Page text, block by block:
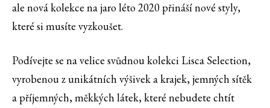
ale nová kolekce na jaro léto 2020 přináší nové styly,
které si musíte vyzkoušet.
Podívejte se na velice svůdnou kolekci Lisca Selection,
vyrobenou z unikátních výšivek a krajek, jemných sítěk
a příjemných, měkkých látek, které nebudete chtít